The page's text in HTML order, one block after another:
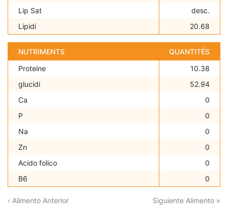
Lip Sat
desc.
Lipidi
20.68
NUTRIMENTS
QUANTITÉS
Proteine
10.38
glucidi
52.94
Ca
0
P
0
Na
0
Zn
0
Acido folico
0
B6
0
‹ Alimento Anterior Siguiente Alimento »